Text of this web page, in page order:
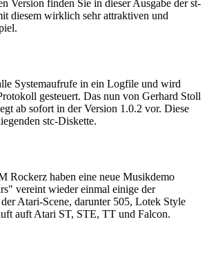
Version finden Sie in dieser Ausgabe der st-
diesem wirklich sehr attraktiven und
Systemaufrufe in ein Logfile und wird
gesteuert. Das nun von Gerhard Stoll
ab sofort in der Version 1.0.2 vor. Diese
stc-Diskette.
Rockerz haben eine neue Musikdemo
vereint wieder einmal einige der
Atari-Scene, darunter 505, Lotek Style
auft Atari ST, STE, TT und Falcon.